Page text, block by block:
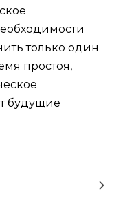
только один
простоя,
будущие